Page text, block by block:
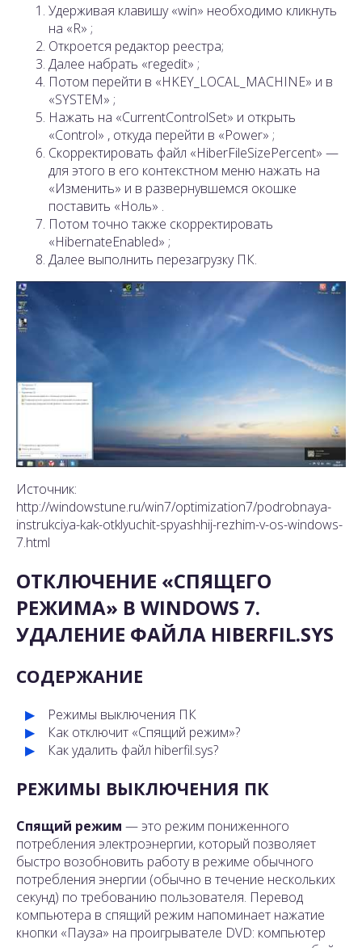
Удерживая клавишу «win» необходимо кликнуть
на «R» ;
Откроется редактор реестра;
Далее набрать «regedit» ;
Потом перейти в «HKEY_LOCAL_MACHINE» и в
«SYSTEM» ;
Нажать на «CurrentControlSet» и открыть
«Control» , откуда перейти в «Power» ;
Скорректировать файл «HiberFileSizePercent» —
для этого в его контекстном меню нажать на
«Изменить» и в развернувшемся окошке
поставить «Ноль» .
Потом точно также скорректировать
«HibernateEnabled» ;
Далее выполнить перезагрузку ПК.
Источник:
http://windowstune.ru/win7/optimization7/podrobnaya-
instrukciya-kak-otklyuchit-spyashhij-rezhim-v-os-windows-
7.html
ОТКЛЮЧЕНИЕ «СПЯЩЕГО
РЕЖИМА» В WINDOWS 7.
УДАЛЕНИЕ ФАЙЛА HIBERFIL.SYS
СОДЕРЖАНИЕ
Режимы выключения ПК
Как отключит «Спящий режим»?
Как удалить файл hiberfil.sys?
РЕЖИМЫ ВЫКЛЮЧЕНИЯ ПК
Спящий режим — это режим пониженного
потребления электроэнергии, который позволяет
быстро возобновить работу в режиме обычного
потребления энергии (обычно в течение нескольких
секунд) по требованию пользователя. Перевод
компьютера в спящий режим напоминает нажатие
кнопки «Пауза» на проигрывателе DVD: компьютер